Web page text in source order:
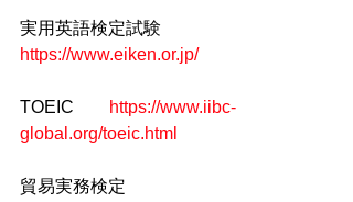
実用英語検定試験
https://www.eiken.or.jp/
TOEIC
https://www.iibc-
global.org/toeic.html
貿易実務検定